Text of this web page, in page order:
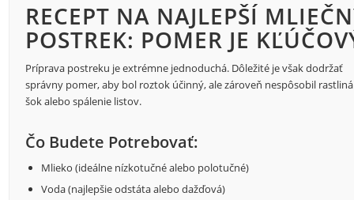
RECEPT NA NAJLEPŠÍ
POSTREK: POMER JE
Príprava postreku je extrémne jednoduchá. Dôležité je však dodržať
správny pomer, aby bol roztok účinný, ale zároveň nespôsobil
šok alebo spálenie listov.
Čo Budete Potrebovať:
Mlieko (ideálne nízkotučné alebo polotučné)
Voda (najlepšie odstáta alebo dažďová)